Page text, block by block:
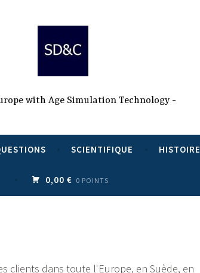
with Age Simulation Technology
SCIENTIFIQUE HISTOIRE
0,00 € 0 POINTS
clients dans toute l'Europe, en Suède, en